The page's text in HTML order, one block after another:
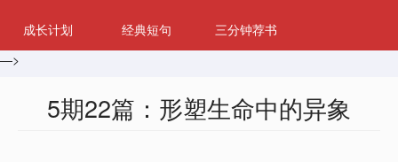
成长计划 经典短句
三分钟荐书
—>
5期22篇：形塑生命中的异象